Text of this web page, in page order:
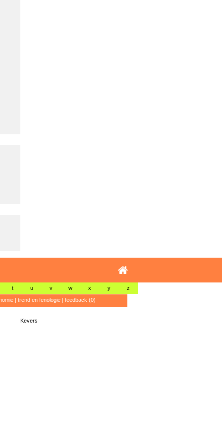
t u v w x y z
| trend en fenologie| feedback (0)
Kevers